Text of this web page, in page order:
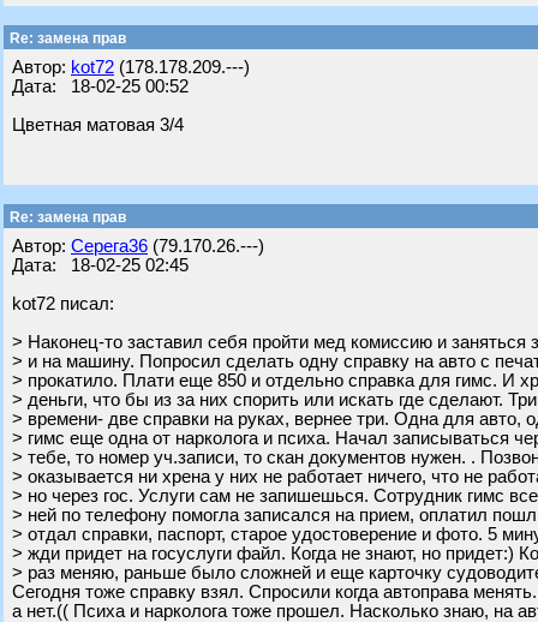
Re: замена прав
Автор: kot72 (178.178.209.---)
Дата: 18-02-25 00:52
Цветная матовая 3/4
Re: замена прав
Автор: Серега36 (79.170.26.---)
Дата: 18-02-25 02:45
kot72 писал:
> Наконец-то заставил себя пройти мед комиссию и заняться
> и на машину. Попросил сделать одну справку на авто с
> прокатило. Плати еще 850 и отдельно справка для гимс. И
> деньги, что бы из за них спорить или искать где сделают.
> времени- две справки на руках, вернее три. Одна для авто,
> гимс еще одна от нарколога и психа. Начал записываться
> тебе, то номер уч.записи, то скан документов нужен. .
> оказывается ни хрена у них не работает ничего, что не
> но через гос. Услуги сам не запишешься. Сотрудник гимс
> ней по телефону помогла записался на прием, оплатил
> отдал справки, паспорт, старое удостоверение и фото. 5
> жди придет на госуслуги файл. Когда не знают, но придет:)
> раз меняю, раньше было сложней и еще карточку
Сегодня тоже справку взял. Спросили когда автоправа
а нет.(( Психа и нарколога тоже прошел. Насколько знаю, на